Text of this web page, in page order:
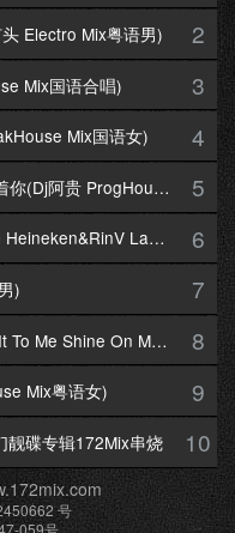
Electro Mix粤语男) 2
Mix国语合唱) 3
Mix国语女) 4
【172Mix独家】王金永 - 我曾用心爱着你(Dj阿贵 ProgHouse Mix国语男) 5
【DJ夜猫提供】Quay Theo Em - Ben Heineken&RinV LakHouse Mix 6
) 7
【DJ夜猫提供】KEY STUDIO - Give It To Me Shine On Me By Lambo Thea 8
Mix粤语女) 9
靓碟专辑172Mix串烧 10
号
059号